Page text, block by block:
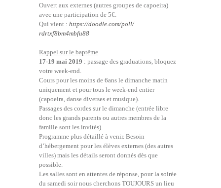
Ouvert aux externes (autres groupes de capoeira)
avec une participation de 5€.
Qui vient : https://doodle.com/poll/
rdrtxf8bm4mbfu88
Rappel sur le baptême
17-19 mai 2019 : passage des graduations, bloquez
votre week-end.
Cours pour les moins de 6ans le dimanche matin
uniquement et pour tous le week-end entier
(capoeira, danse diverses et musique).
Passages des cordes sur le dimanche (entrée libre
donc les grands parents ou autres membres de la
famille sont les invités).
Programme plus détaillé à venir. Besoin
d’hébergement pour les élèves externes (des autres
villes) mais les détails seront donnés dès que
possible.
Les salles sont en attentes de réponse, pour la soirée
du samedi soir nous cherchons TOUJOURS un lieu